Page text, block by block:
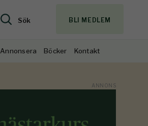
Sök BLI MEDLEM
Annonsera Böcker Kontakt